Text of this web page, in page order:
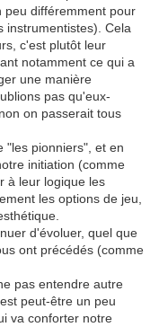
peu différemment pour
instrumentistes). Cela
c'est plutôt leur
notamment ce qui a
une manière
pas qu'eux-
on passerait tous
"les pionniers", et en
initiation (comme
à leur logique les
les options de jeu,
d'évoluer, quel que
ont précédés (comme
pas entendre autre
peut-être un peu
va conforter notre